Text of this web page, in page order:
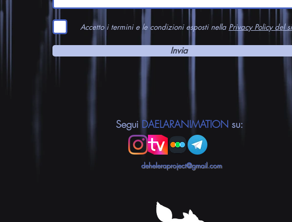
Accetto i termini e le condizioni esposti nella Privacy Policy del
Invia
Segui DAELARANIMATION su:
deheleraproject@gmail.com